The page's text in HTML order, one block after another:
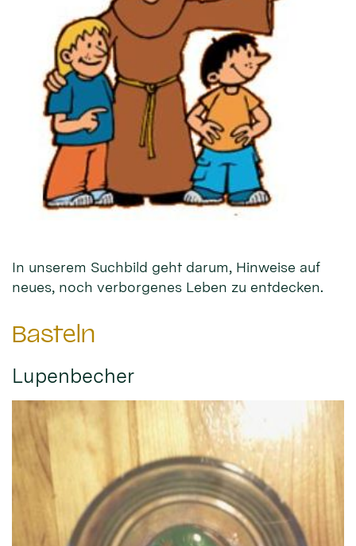
In unserem Suchbild geht darum, Hinweise auf
neues, noch verborgenes Leben zu entdecken.
Basteln
Lupenbecher